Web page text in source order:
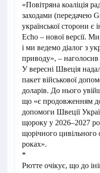
«Повітряна коаліція
заходами (передачею
української сторони є
Echo – нової версії.
і ми ведемо діалог з
приводу», – наголосив
У вересні Швеція
пакет військової
доларів. До нього
що «є продовженням
допомоги Швеції
щороку у 2026–2027
щорічного цивільного
роках».
*
Рютте очікує, що до